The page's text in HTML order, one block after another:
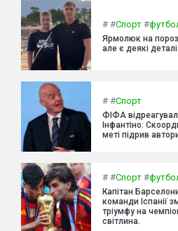
# #Спорт #
Ярмолюк на
але є деякі
# #Спорт
ФІФА
Інфантіно:
меті підрив
# #Спорт #
Капітан
команди Іспанії
тріумфу на
світлина.